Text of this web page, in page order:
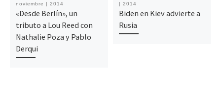
noviembre | 2014
«Desde Berlín», un
tributo a Lou Reed con
Nathalie Poza y Pablo
Derqui
| 2014
Biden en Kiev advierte a
Rusia